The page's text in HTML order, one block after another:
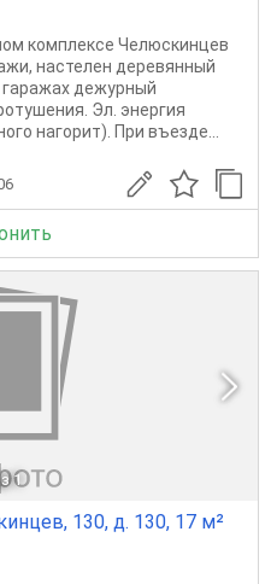
комплексе Челюскинцев
настелен деревянный
дежурный
Эл. энергия
нагорит). При въезде...
1
130, д. 130, 17 м²